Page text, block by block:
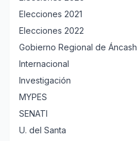
Elecciones 2021
Elecciones 2022
Gobierno Regional de Áncash
Internacional
Investigación
MYPES
SENATI
U. del Santa